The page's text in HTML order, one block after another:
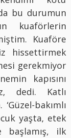
bu durumun
kuaförlerin
Kuaföre
hissettirmek
gerekmiyor
kapısını
dedi. Katlı
bakımlı
yaşta, etek
başlamış, ilk